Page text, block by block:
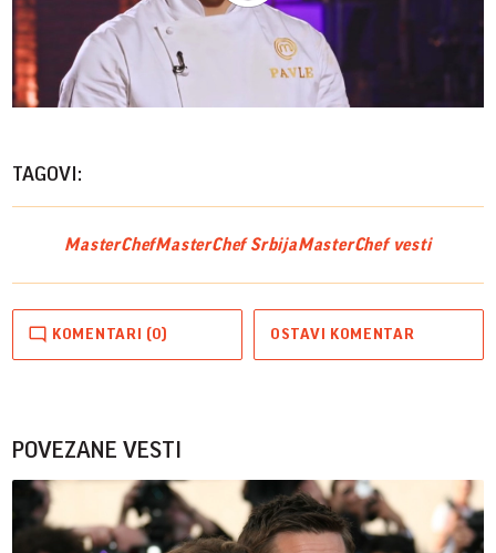
Play
TAGOVI:
MasterChefMasterChef SrbijaMasterChef vesti
KOMENTARI (0) OSTAVI KOMENTAR
POVEZANE VESTI